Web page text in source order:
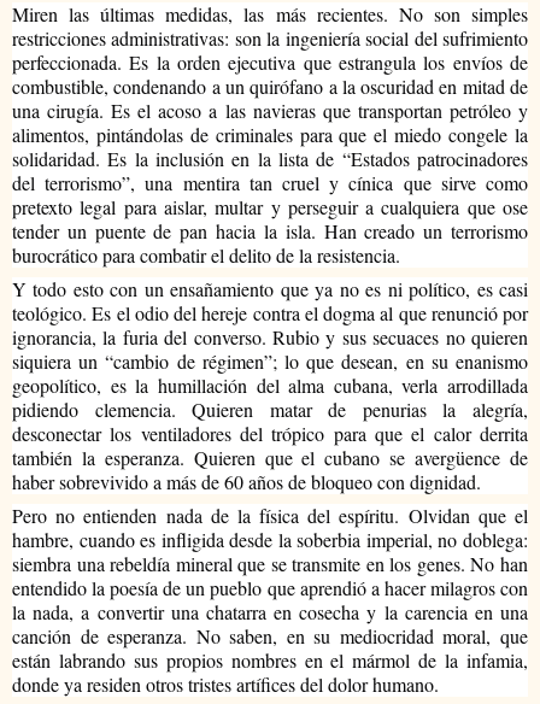
Miren las últimas medidas, las más recientes. No son simples
restricciones administrativas: son la ingeniería social del sufrimiento
perfeccionada. Es la orden ejecutiva que estrangula los envíos de
combustible, condenando a un quirófano a la oscuridad en mitad de
una cirugía. Es el acoso a las navieras que transportan petróleo y
alimentos, pintándolas de criminales para que el miedo congele la
solidaridad. Es la inclusión en la lista de “Estados patrocinadores
del terrorismo”, una mentira tan cruel y cínica que sirve como
pretexto legal para aislar, multar y perseguir a cualquiera que ose
tender un puente de pan hacia la isla. Han creado un terrorismo
burocrático para combatir el delito de la resistencia.
Y todo esto con un ensañamiento que ya no es ni político, es casi
teológico. Es el odio del hereje contra el dogma al que renunció por
ignorancia, la furia del converso. Rubio y sus secuaces no quieren
siquiera un “cambio de régimen”; lo que desean, en su enanismo
geopolítico, es la humillación del alma cubana, verla arrodillada
pidiendo clemencia. Quieren matar de penurias la alegría,
desconectar los ventiladores del trópico para que el calor derrita
también la esperanza. Quieren que el cubano se avergüence de
haber sobrevivido a más de 60 años de bloqueo con dignidad.
Pero no entienden nada de la física del espíritu. Olvidan que el
hambre, cuando es infligida desde la soberbia imperial, no doblega:
siembra una rebeldía mineral que se transmite en los genes. No han
entendido la poesía de un pueblo que aprendió a hacer milagros con
la nada, a convertir una chatarra en cosecha y la carencia en una
canción de esperanza. No saben, en su mediocridad moral, que
están labrando sus propios nombres en el mármol de la infamia,
donde ya residen otros tristes artífices del dolor humano.